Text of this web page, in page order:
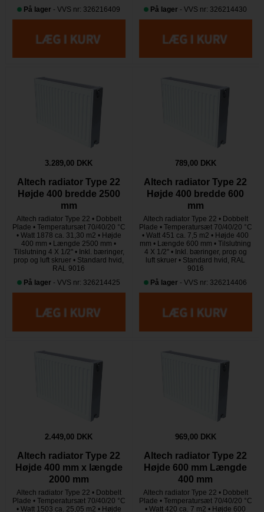
På lager - VVS nr: 326216409
På lager - VVS nr: 326214430
3.289,00 DKK
Altech radiator Type 22
Højde 400 bredde 2500
mm
Altech radiator Type 22 • Dobbelt
Plade • Temperatursæt 70/40/20 °C
• Watt 1878 ca. 31,30 m2 • Højde
400 mm • Længde 2500 mm •
Tilslutning 4 X 1/2" • Inkl. bæringer,
prop og luft skruer • Standard hvid,
RAL 9016
På lager - VVS nr: 326214425
789,00 DKK
Altech radiator Type 22
Højde 400 bredde 600
mm
Altech radiator Type 22 • Dobbelt
Plade • Temperatursæt 70/40/20 °C
• Watt 451 ca. 7,5 m2 • Højde 400
mm • Længde 600 mm • Tilslutning
4 X 1/2" • Inkl. bæringer, prop og
luft skruer • Standard hvid, RAL
9016
På lager - VVS nr: 326214406
2.449,00 DKK
Altech radiator Type 22
Højde 400 mm x længde
2000 mm
Altech radiator Type 22 • Dobbelt
Plade • Temperatursæt 70/40/20 °C
• Watt 1503 ca. 25,05 m2 • Højde
969,00 DKK
Altech radiator Type 22
Højde 600 mm Længde
400 mm
Altech radiator Type 22 • Dobbelt
Plade • Temperatursæt 70/40/20 °C
• Watt 420 ca. 7 m2 • Højde 600